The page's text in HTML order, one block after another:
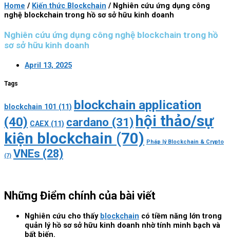
Home / Kiến thức Blockchain / Nghiên cứu ứng dụng công
nghệ blockchain trong hồ sơ sở hữu kinh doanh
Nghiên cứu ứng dụng công nghệ blockchain trong hồ
sơ sở hữu kinh doanh
April 13, 2025
Tags
blockchain 101 (11) blockchain application
(40) CAEX (11) cardano (31) hội thảo/sự
kiện blockchain (70) Pháp lý Blockchain & Crypto
(7) VNEs (28)
Những Điểm chính của bài viết
Nghiên cứu cho thấy blockchain có tiềm năng lớn trong
quản lý hồ sơ sở hữu kinh doanh nhờ tính minh bạch và
bất biến.